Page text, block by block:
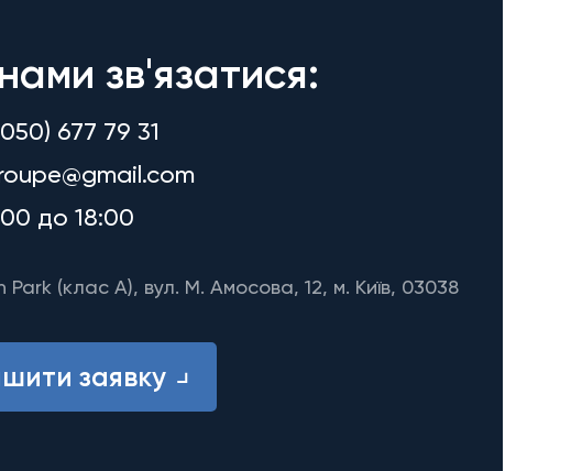
зв'язатися:
677 79 31
до 18:00
Park (клас A), вул. М. Амосова, 12, м. Київ, 03038
заявку